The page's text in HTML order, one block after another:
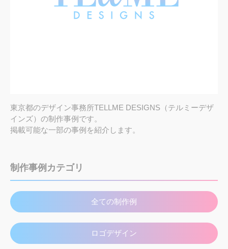
東京都のデザイン事務所TELLME DESIGNS（テルミーデザ
インズ）の制作事例です。
掲載可能な一部の事例を紹介します。
制作事例カテゴリ
全ての制作例
ロゴデザイン